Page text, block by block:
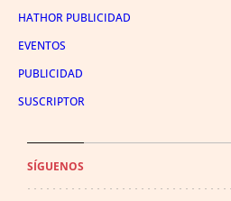
HATHOR PUBLICIDAD
EVENTOS
PUBLICIDAD
SUSCRIPTOR
SÍGUENOS